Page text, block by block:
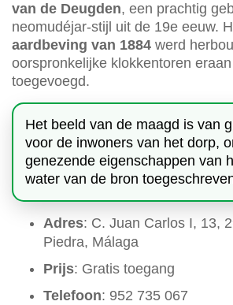
van de Deugden, een prachtig
neomudéjar-stijl uit de 19e eeuw.
aardbeving van 1884 werd
oorspronkelijke klokkentoren
toegevoegd.
Het beeld van de maagd is van
voor de inwoners van het dorp,
genezende eigenschappen van
water van de bron
Adres: C. Juan Carlos I, 13,
Piedra, Málaga
Prijs: Gratis toegang
Telefoon: 952 735 067